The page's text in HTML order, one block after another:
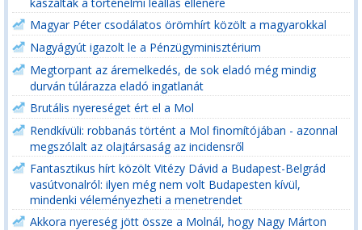
Magyar Péter csodálatos örömhírt közölt a magyarokkal
Nagyágyút igazolt le a Pénzügyminisztérium
Megtorpant az áremelkedés, de sok eladó még mindig
durván túlárazza eladó ingatlanát
Brutális nyereséget ért el a Mol
Rendkívüli: robbanás történt a Mol finomítójában - azonnal
megszólalt az olajtársaság az incidensről
Fantasztikus hírt közölt Vitézy Dávid a Budapest-Belgrád
vasútvonalról: ilyen még nem volt Budapesten kívül,
mindenki véleményezheti a menetrendet
Akkora nyereség jött össze a Molnál, hogy Nagy Márton